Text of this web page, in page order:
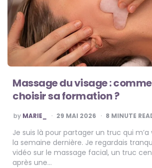
Massage du visage :
choisir sa formation ?
POSTED
BY
by MARIE_ 29 MAI 2026 8 MINUTE
Je suis là pour partager un truc qui
la semaine dernière. Je regardais
vidéo sur le massage facial, un truc
après une…